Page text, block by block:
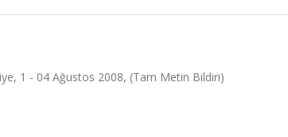
1 - 04 Ağustos 2008, (Tam Metin Bildiri)